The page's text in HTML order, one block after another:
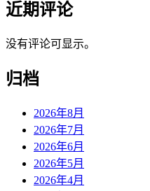
近期评论
没有评论可显示。
归档
2026年8月
2026年7月
2026年6月
2026年5月
2026年4月